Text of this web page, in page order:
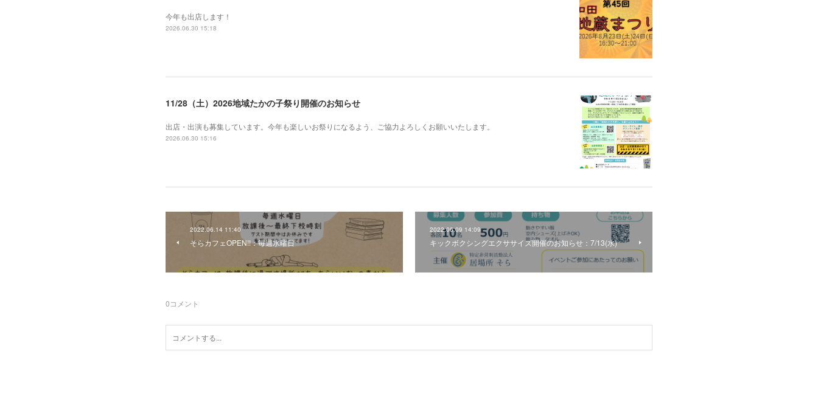
今年も出店します！
2026.06.30 15:18
11/28（土）2026地域たかの子祭り開催のお知らせ
出店・出演も募集しています。今年も楽しいお祭りになるよう、ご協力よろしくお願いいたします。
2026.06.30 15:16
2022.06.14 11:40
そらカフェOPEN!!：毎週水曜日
2022.06.09 14:09
キックボクシングエクササイズ開催のお知らせ：7/13(水)
0コメント